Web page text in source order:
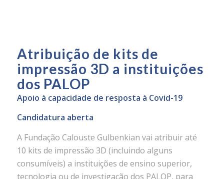
Atribuição de kits de
impressão 3D a instituições
dos PALOP
Apoio à capacidade de resposta à Covid-19
Candidatura aberta
A Fundação Calouste Gulbenkian vai atribuir até
10 kits de impressão 3D (incluindo alguns
consumíveis) a instituições de ensino superior,
tecnologia ou de investigação dos PALOP, para